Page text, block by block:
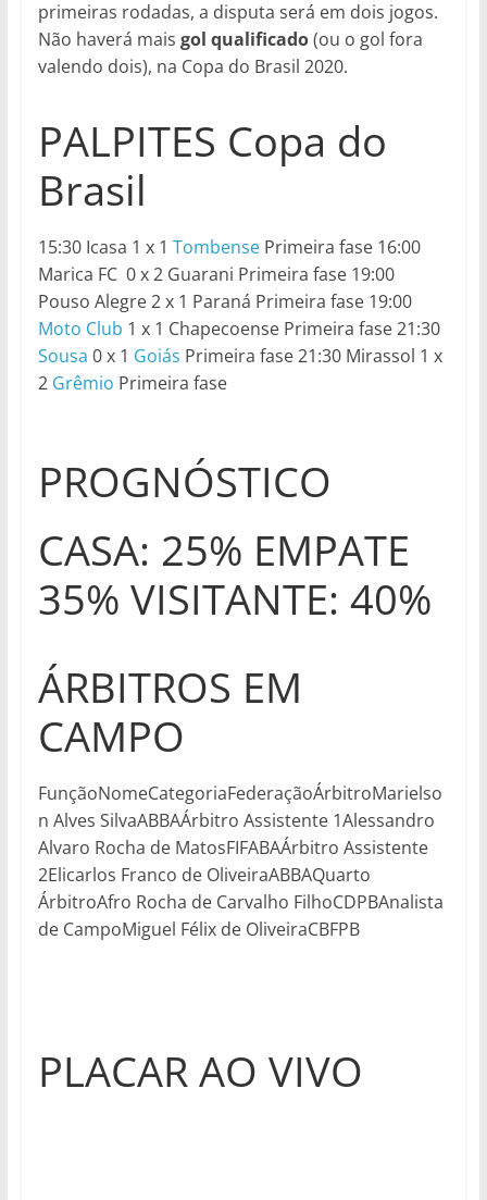
primeiras rodadas, a disputa será em dois jogos.
Não haverá mais gol qualificado(ou o gol fora
valendo dois), na Copa do Brasil 2020.
PALPITES Copa do
Brasil
15:30 Icasa 1 x 1 TombensePrimeira fase 16:00
Marica FC 0 x 2 Guarani Primeira fase 19:00
Pouso Alegre 2 x 1 Paraná Primeira fase 19:00
Moto Club 1 x 1 Chapecoense Primeira fase 21:30
Sousa 0 x 1 Goiás Primeira fase 21:30 Mirassol 1 x
2 Grêmio Primeira fase
PROGNÓSTICO
CASA: 25% EMPATE
35% VISITANTE: 40%
ÁRBITROS EM
CAMPO
FunçãoNomeCategoriaFederaçãoÁrbitroMarielso
n Alves SilvaABBAÁrbitro Assistente 1Alessandro
Alvaro Rocha de MatosFIFABAÁrbitro Assistente
2Elicarlos Franco de OliveiraABBAQuarto
ÁrbitroAfro Rocha de Carvalho FilhoCDPBAnalista
de CampoMiguel Félix de OliveiraCBFPB
PLACAR AO VIVO